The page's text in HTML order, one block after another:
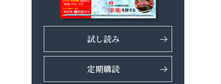
試し読み
定期購読